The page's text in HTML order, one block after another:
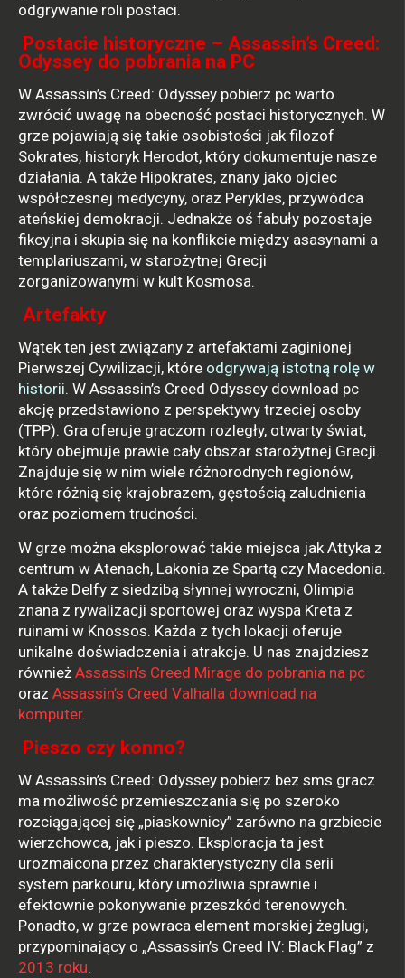
odgrywanie roli postaci.
Postacie historyczne – Assassin’s Creed:
Odyssey do pobrania na PC
W Assassin’s Creed: Odyssey pobierz pc warto
zwrócić uwagę na obecność postaci historycznych. W
grze pojawiają się takie osobistości jak filozof
Sokrates, historyk Herodot, który dokumentuje nasze
działania. A także Hipokrates, znany jako ojciec
współczesnej medycyny, oraz Perykles, przywódca
ateńskiej demokracji. Jednakże oś fabuły pozostaje
fikcyjna i skupia się na konflikcie między asasynami a
templariuszami, w starożytnej Grecji
zorganizowanymi w kult Kosmosa.
Artefakty
Wątek ten jest związany z artefaktami zaginionej
Pierwszej Cywilizacji, które odgrywają istotną rolę w
historii. W Assassin’s Creed Odyssey download pc
akcję przedstawiono z perspektywy trzeciej osoby
(TPP). Gra oferuje graczom rozległy, otwarty świat,
który obejmuje prawie cały obszar starożytnej Grecji.
Znajduje się w nim wiele różnorodnych regionów,
które różnią się krajobrazem, gęstością zaludnienia
oraz poziomem trudności.
W grze można eksplorować takie miejsca jak Attyka z
centrum w Atenach, Lakonia ze Spartą czy Macedonia.
A także Delfy z siedzibą słynnej wyroczni, Olimpia
znana z rywalizacji sportowej oraz wyspa Kreta z
ruinami w Knossos. Każda z tych lokacji oferuje
unikalne doświadczenia i atrakcje. U nas znajdziesz
również Assassin’s Creed Mirage do pobrania na pc
oraz Assassin’s Creed Valhalla download na
komputer.
Pieszo czy konno?
W Assassin’s Creed: Odyssey pobierz bez sms gracz
ma możliwość przemieszczania się po szeroko
rozciągającej się „piaskownicy” zarówno na grzbiecie
wierzchowca, jak i pieszo. Eksploracja ta jest
urozmaicona przez charakterystyczny dla serii
system parkouru, który umożliwia sprawnie i
efektownie pokonywanie przeszkód terenowych.
Ponadto, w grze powraca element morskiej żeglugi,
przypominający o „Assassin’s Creed IV: Black Flag” z
2013 roku.